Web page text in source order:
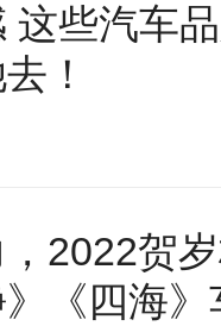
这些汽车
！
2022贺
《四海》